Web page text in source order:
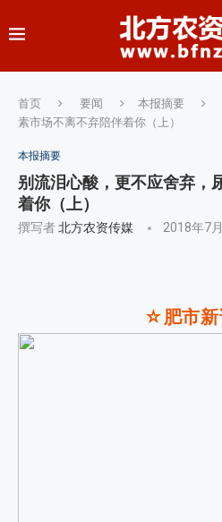
首页 要闻 本报摘要
素市场不离不弃陪伴着你（上）
本报摘要
别流泪心酸，更不应舍弃，
着你（上）
撰写者北方农资传媒 2018年7
☆肥市新